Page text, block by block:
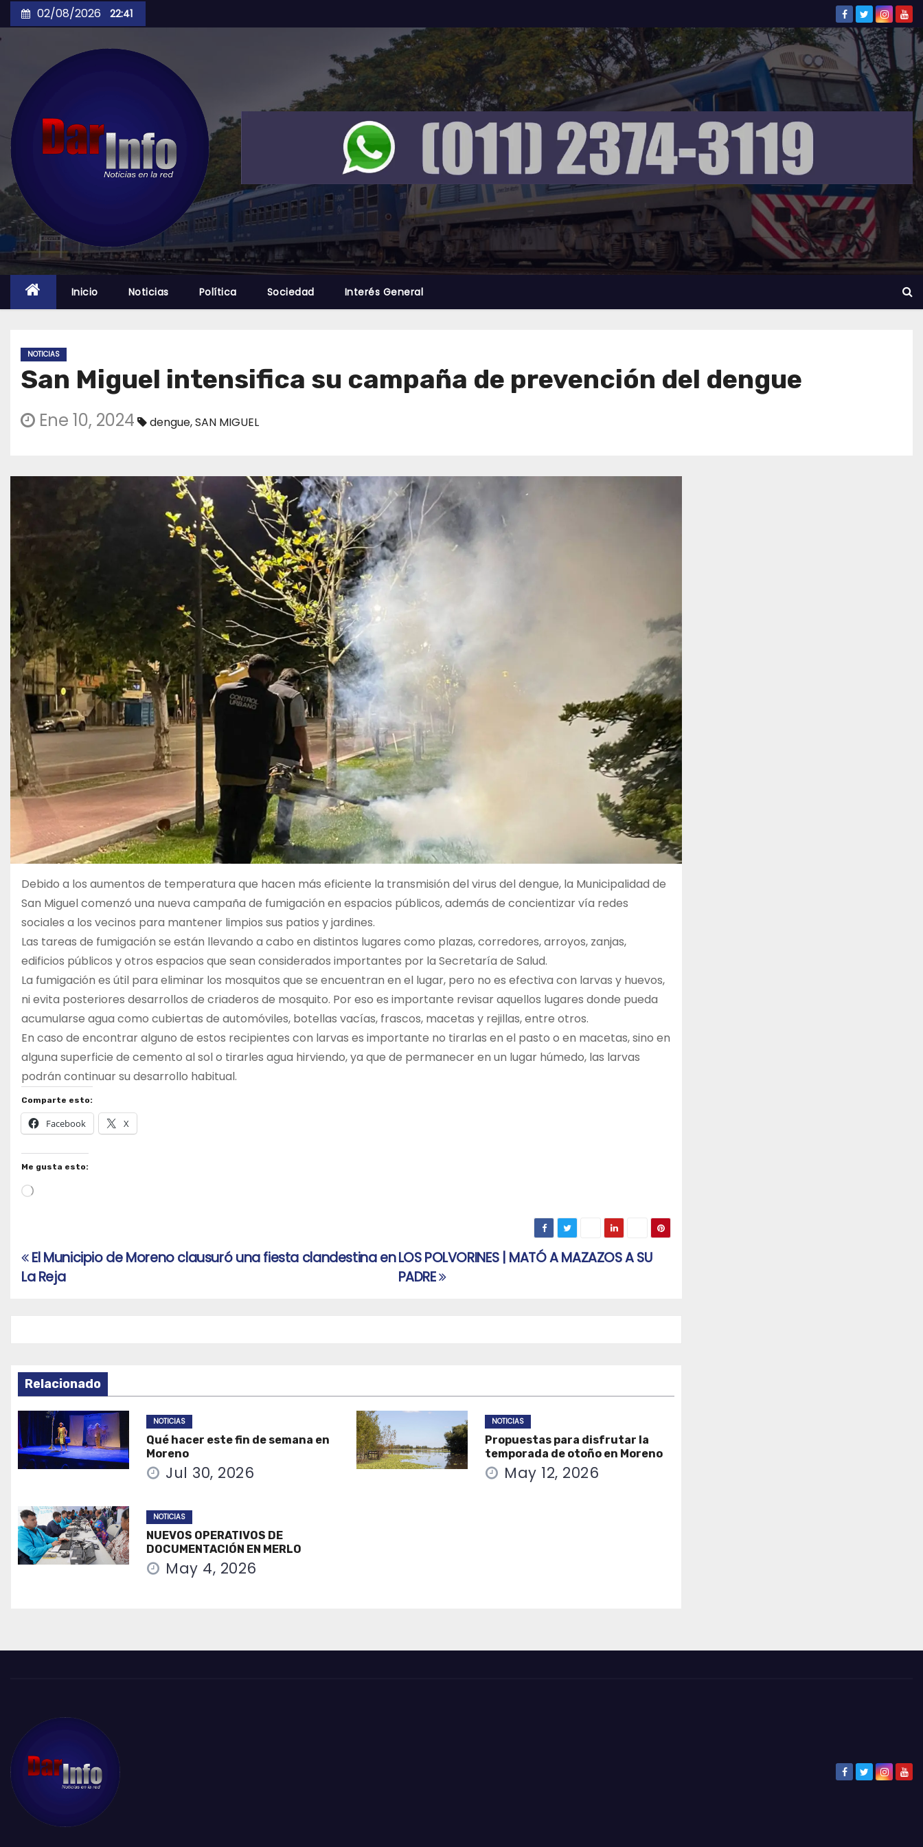
to
02/08/2026 22:41
Inicio Noticias Política Sociedad Interés General
NOTICIAS
San Miguel intensifica su campaña de prevención del dengue
Ene 10, 2024 dengue,SAN MIGUEL
Debido a los aumentos de temperatura que hacen más eficiente la transmisión del virus del dengue, la Municipalidad de
San Miguel comenzó una nueva campaña de fumigación en espacios públicos, además de concientizar vía redes
sociales a los vecinos para mantener limpios sus patios y jardines.
Las tareas de fumigación se están llevando a cabo en distintos lugares como plazas, corredores, arroyos, zanjas,
edificios públicos y otros espacios que sean considerados importantes por la Secretaría de Salud.
La fumigación es útil para eliminar los mosquitos que se encuentran en el lugar, pero no es efectiva con larvas y huevos,
ni evita posteriores desarrollos de criaderos de mosquito. Por eso es importante revisar aquellos lugares donde pueda
acumularse agua como cubiertas de automóviles, botellas vacías, frascos, macetas y rejillas, entre otros.
En caso de encontrar alguno de estos recipientes con larvas es importante no tirarlas en el pasto o en macetas, sino en
alguna superficie de cemento al sol o tirarles agua hirviendo, ya que de permanecer en un lugar húmedo, las larvas
podrán continuar su desarrollo habitual.
Comparte esto:
Facebook X
Me gusta esto:
Cargando...
Navegación
de
LOS POLVORINES | MATÓ A MAZAZOS A SU
PADRE
El Municipio de Moreno clausuró una fiesta clandestina en
La Reja
Relacionado
NOTICIAS
Qué hacer este fin de semana en
Moreno
Jul 30, 2026
NOTICIAS
Propuestas para disfrutar la
temporada de otoño en Moreno
May 12, 2026
NOTICIAS
NUEVOS OPERATIVOS DE
DOCUMENTACIÓN EN MERLO
May 4, 2026